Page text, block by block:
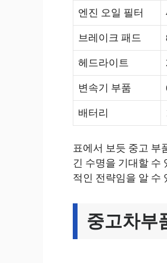
엔진 오일 필터
브레이크 패드
헤드라이트
변속기 부품
배터리
표에서 보듯 중고 부
긴 수명을 기대할 수
적인 전략임을 알 수
중고차부